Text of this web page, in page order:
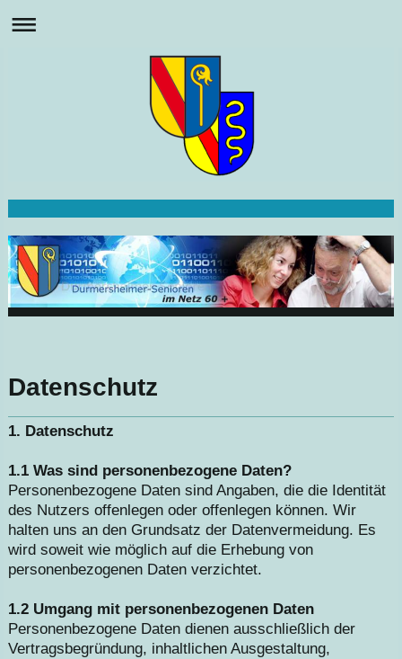
Datenschutz
1. Datenschutz
1.1 Was sind personenbezogene Daten?
Personenbezogene Daten sind Angaben, die die Identität
des Nutzers offenlegen oder offenlegen können. Wir
halten uns an den Grundsatz der Datenvermeidung. Es
wird soweit wie möglich auf die Erhebung von
personenbezogenen Daten verzichtet.
1.2 Umgang mit personenbezogenen Daten
Personenbezogene Daten dienen ausschließlich der
Vertragsbegründung, inhaltlichen Ausgestaltung,